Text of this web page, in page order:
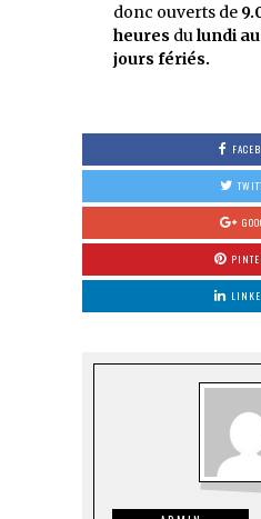
donc ouverts de
heures du lundi
jours fériés.